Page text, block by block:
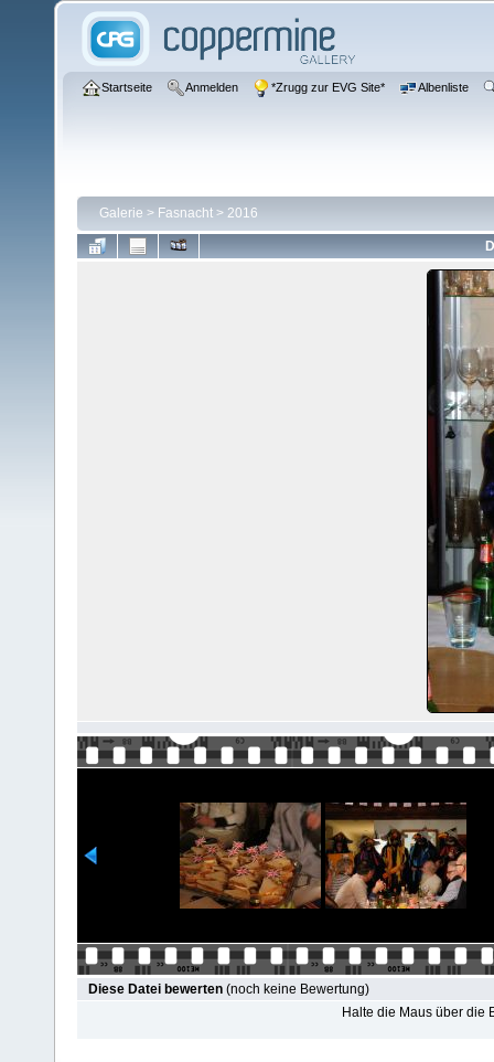
Startseite Anmelden *Zrugg zur EVG Site* Albenliste
Galerie > Fasnacht > 2016
Diese Datei bewerten (noch keine Bewertung)
Halte die Maus über die